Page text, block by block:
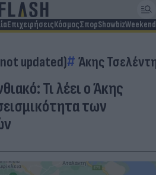
ΕπιχειρήσειςΚόσμοςΣπορShowbizWeekend
updated) Άκης
Τι λέει ο Άκης
των